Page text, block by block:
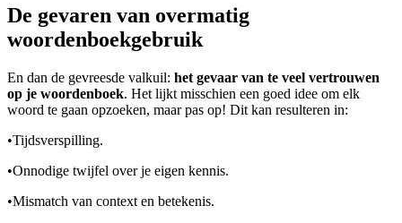
De gevaren van overmatig
woordenboekgebruik
En dan de gevreesde valkuil: het gevaar van te veel vertrouwen
op je woordenboek. Het lijkt misschien een goed idee om elk
woord te gaan opzoeken, maar pas op! Dit kan resulteren in:
•Tijdsverspilling.
•Onnodige twijfel over je eigen kennis.
•Mismatch van context en betekenis.